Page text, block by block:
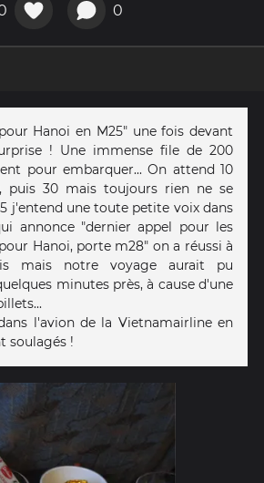
0
Hanoi en M25" une fois devant
! Une immense file de 200
pour embarquer... On attend 10
puis 30 mais toujours rien ne se
j'entend une toute petite voix dans
annonce "dernier appel pour les
Hanoi, porte m28" on a réussi à
mais notre voyage aurait pu
minutes près, à cause d'une
l'avion de la Vietnamairline en
soulagés !